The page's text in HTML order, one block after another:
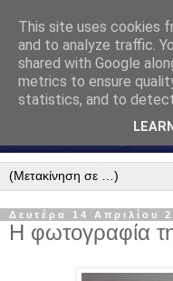
Δευτέρα 14 Απριλίου
Η φωτογραφία
This site uses cookies
and to analyze traffic.
shared with Google
metrics to ensure
statistics, and to detect